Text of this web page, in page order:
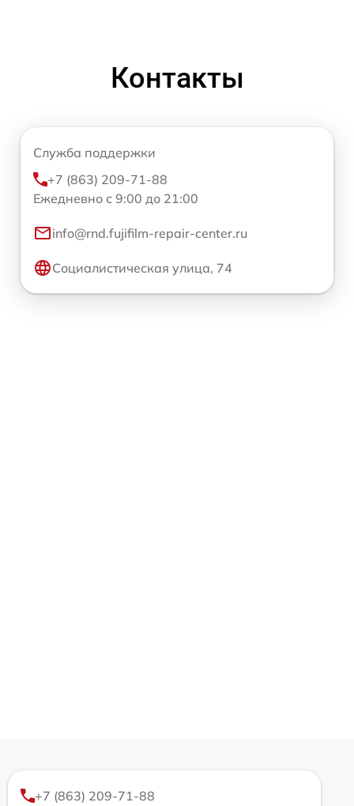
Контакты
Служба поддержки
+7 (863) 209-71-88
Ежедневно с 9:00 до 21:00
info@rnd.fujifilm-repair-center.ru
Социалистическая улица, 74
+7 (863) 209-71-88